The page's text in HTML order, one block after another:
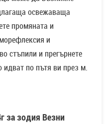
освежаваща
промяната и
и
стъпили и прегърнете
идват по пътя ви през м.
за зодия Везни